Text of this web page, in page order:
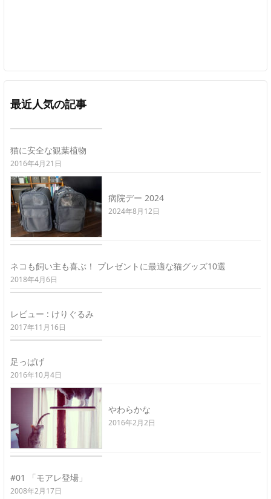
最近人気の記事
猫に安全な観葉植物
2016年4月21日
病院デー 2024
2024年8月12日
ネコも飼い主も喜ぶ！ プレゼントに最適な猫グッズ10選
2018年4月6日
レビュー : けりぐるみ
2017年11月16日
足っぱげ
2016年10月4日
やわらかな
2016年2月2日
#01 「モアレ登場」
2008年2月17日